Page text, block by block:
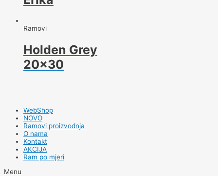
Ramovi
Holden Grey
20×30
WebShop
NOVO
Ramovi proizvodnja
O nama
Kontakt
AKCIJA
Ram po mjeri
Menu